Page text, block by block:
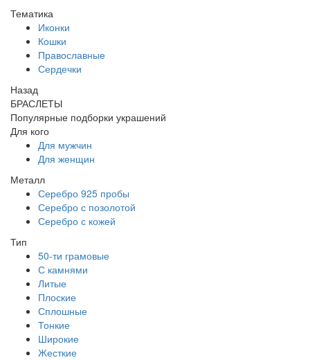
Тематика
Иконки
Кошки
Православные
Сердечки
Назад
БРАСЛЕТЫ
Популярные подборки украшений
Для кого
Для мужчин
Для женщин
Металл
Серебро 925 пробы
Серебро с позолотой
Серебро с кожей
Тип
50-ти грамовые
С камнями
Литые
Плоские
Сплошные
Тонкие
Широкие
Жесткие